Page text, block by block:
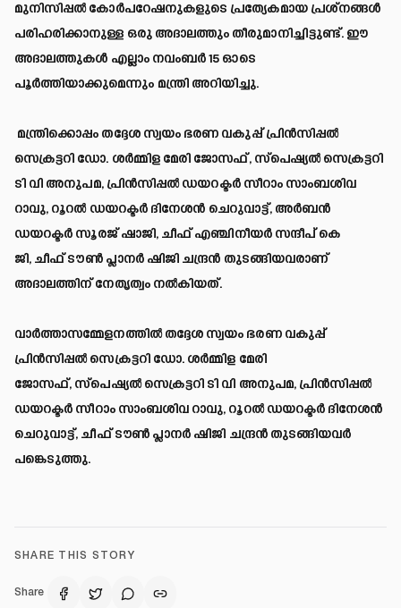
മുനിസിപ്പൽ കോർപറേഷനുകളുടെ പ്രത്യേകമായ പ്രശ്നങ്ങൾ
പരിഹരിക്കാനുള്ള ഒരു അദാലത്തും തീരുമാനിച്ചിട്ടുണ്ട്. ഈ
അദാലത്തുകൾ എല്ലാം നവംബർ 15 ഓടെ
പൂർത്തിയാക്കുമെന്നും മന്ത്രി അറിയിച്ചു.
മന്ത്രിക്കൊപ്പം തദ്ദേശ സ്വയം ഭരണ വകുപ്പ് പ്രിൻസിപ്പൽ
സെക്രട്ടറി ഡോ. ശർമ്മിള മേരി ജോസഫ്, സ്പെഷ്യൽ സെക്രട്ടറി
ടി വി അനുപമ, പ്രിൻസിപ്പൽ ഡയറക്ടർ സീറാം സാംബശിവ
റാവു, റൂറൽ ഡയറക്ടർ ദിനേശൻ ചെറുവാട്ട്, അർബൻ
ഡയറക്ടർ സൂരജ് ഷാജി, ചീഫ് എഞ്ചിനീയർ സന്ദീപ് കെ
ജി, ചീഫ് ടൗൺ പ്ലാനർ ഷിജി ചന്ദ്രൻ തുടങ്ങിയവരാണ്
അദാലത്തിന് നേതൃത്വം നൽകിയത്.
വാർത്താസമ്മേളനത്തിൽ തദ്ദേശ സ്വയം ഭരണ വകുപ്പ്
പ്രിൻസിപ്പൽ സെക്രട്ടറി ഡോ. ശർമ്മിള മേരി
ജോസഫ്, സ്പെഷ്യൽ സെക്രട്ടറി ടി വി അനുപമ, പ്രിൻസിപ്പൽ
ഡയറക്ടർ സീറാം സാംബശിവ റാവു, റൂറൽ ഡയറക്ടർ ദിനേശൻ
ചെറുവാട്ട്, ചീഫ് ടൗൺ പ്ലാനർ ഷിജി ചന്ദ്രൻ തുടങ്ങിയവർ
പങ്കെടുത്തു.
SHARE THIS STORY
Share